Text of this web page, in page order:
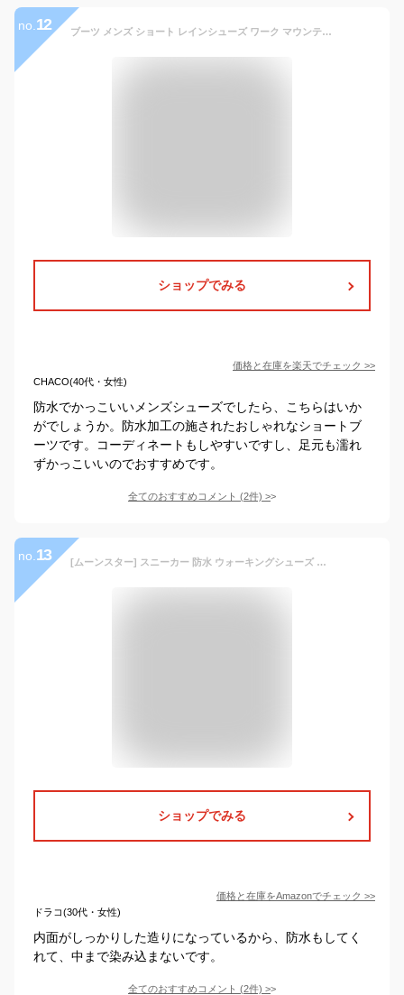
no. 12 ブーツ メンズ ショート レインシューズ ワーク マウンテン スニーカー 大きいサイズ ビジネス 雨 雪 防水 防滑 防寒 メンズシューズ 紳士靴 シューズグラインド
ショップでみる
価格と在庫を楽天でチェック >>
CHACO(40代・女性)
防水でかっこいいメンズシューズでしたら、こちらはいか
がでしょうか。防水加工の施されたおしゃれなショートブ
ーツです。コーディネートもしやすいですし、足元も濡れ
ずかっこいいのでおすすめです。
全てのおすすめコメント (2件) >
no. 13 [ムーンスター] スニーカー 防水 ウォーキングシューズ 幅広 SPLT M197(現行モデル) メンズ ブラック 28 cm 4E
ショップでみる
価格と在庫をAmazonでチェック >>
ドラコ(30代・女性)
内面がしっかりした造りになっているから、防水もしてく
れて、中まで染み込まないです。
全てのおすすめコメント (2件) >